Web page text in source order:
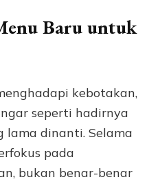
Baru untuk
kebotakan,
seperti hadirnya
lama dinanti. Selama
pada
bukan benar-benar